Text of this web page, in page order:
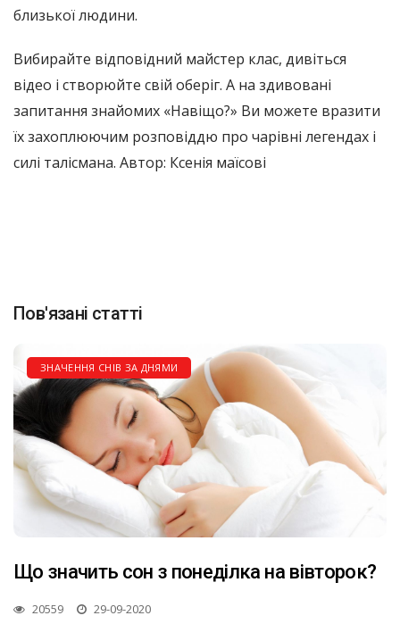
близької людини.
Вибирайте відповідний майстер клас, дивіться
відео і створюйте свій оберіг. А на здивовані
запитання знайомих «Навіщо?» Ви можете вразити
їх захоплюючим розповіддю про чарівні легендах і
силі талісмана. Автор: Ксенія маїсові
Пов'язані статті
ЗНАЧЕННЯ СНІВ ЗА ДНЯМИ
Що значить сон з понеділка на вівторок?
20559 29-09-2020